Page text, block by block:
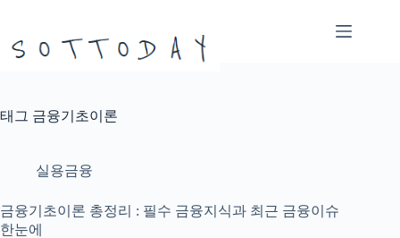
으
뛰
태그 금융기초이론
실용금융
금융기초이론 총정리 : 필수 금융지식과 최근 금융이슈
한눈에